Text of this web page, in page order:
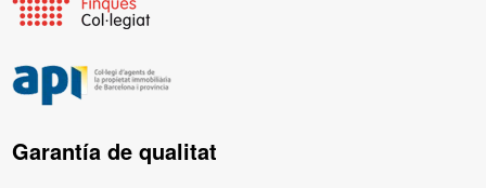
Garantía de qualitat